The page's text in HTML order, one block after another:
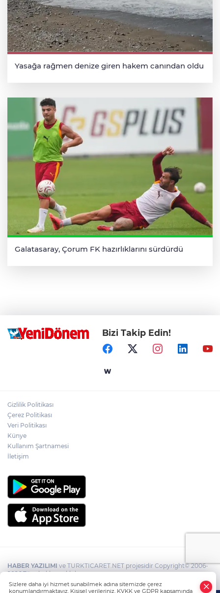
Yasağa rağmen denize giren hakem canından oldu
Galatasaray, Çorum FK hazırlıklarını sürdürdü
Bizi Takip Edin!
Gizlilik Politikası
Çerez Politikası
Veri Politikası
Künye
Kullanım Şartnamesi
İletişim
HABER YAZILIMI ve TURKTICARET.NET projesidir Copyright© 2006-
2026 Tüm hakları saklıdır.
Sizlere daha iyi hizmet sunabilmek adına sitemizde çerez
konumlandırmaktayız. Kişisel verileriniz, KVKK ve GDPR kapsamında